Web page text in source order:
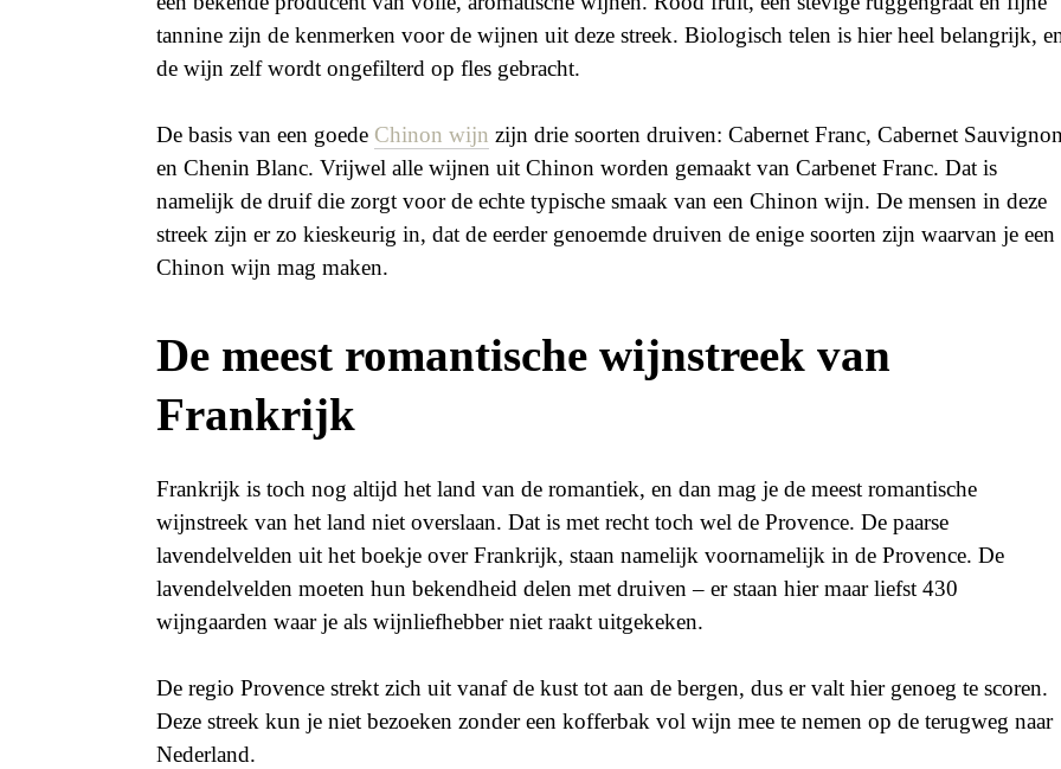
tannine zijn de kenmerken voor de wijnen uit deze streek. Biologisch telen is hier heel belangrijk,
de wijn zelf wordt ongefilterd op fles gebracht.
De basis van een goede Chinon wijn zijn drie soorten druiven: Cabernet Franc, Cabernet
en Chenin Blanc. Vrijwel alle wijnen uit Chinon worden gemaakt van Carbenet Franc. Dat is
namelijk de druif die zorgt voor de echte typische smaak van een Chinon wijn. De mensen in deze
streek zijn er zo kieskeurig in, dat de eerder genoemde druiven de enige soorten zijn waarvan je een
Chinon wijn mag maken.
De meest romantische wijnstreek van
Frankrijk
Frankrijk is toch nog altijd het land van de romantiek, en dan mag je de meest romantische
wijnstreek van het land niet overslaan. Dat is met recht toch wel de Provence. De paarse
lavendelvelden uit het boekje over Frankrijk, staan namelijk voornamelijk in de Provence. De
lavendelvelden moeten hun bekendheid delen met druiven – er staan hier maar liefst 430
wijngaarden waar je als wijnliefhebber niet raakt uitgekeken.
De regio Provence strekt zich uit vanaf de kust tot aan de bergen, dus er valt hier genoeg te scoren.
Deze streek kun je niet bezoeken zonder een kofferbak vol wijn mee te nemen op de terugweg naar
Nederland.